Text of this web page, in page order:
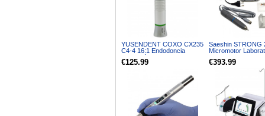
YUSENDENT COXO CX235
C4-4 16:1 Endodoncia
Contra-ángulo Reductor
Botón Pieza de Mano
€125.99
Saeshin STRONG
Micromotor
de mano pulidora
€393.99